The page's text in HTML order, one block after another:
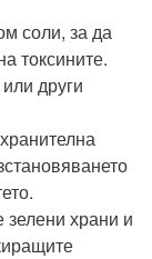
соли, за да
токсините.
други
зелени храни и